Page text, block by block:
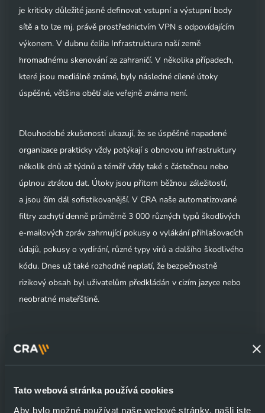
Tato webová stránka používá cookies
Aby bylo možné používat naše webové stránky, našli jste
je kriticky důležité jasně definovat vstupní a výstupní body
sítě a to lze mj. právě prostřednictvím VPN s odpovídajícím
výkonem. V dubnu čelila Infrastruktura naší země
hromadnému skenování ze zahraničí. V několika případech,
které jsou mediálně známé, byly následné cílené útoky
úspěšné, většina obětí ale veřejně známa není.
Dlouhodobé zkušenosti ukazují, že se úspěšně napadené
organizace prakticky vždy potýkají s obnovou infrastruktury
několik dnů až týdnů a téměř vždy také s částečnou nebo
úplnou ztrátou dat. Útoky jsou přitom běžnou záležitostí,
a jsou čím dál sofistikovanější. V CRA naše automatizované
filtry zachytí denně průměrně 3 000 různých typů škodlivých
e‑mailových zpráv zahrnující pokusy o vylákání přihlašovacích
údajů, pokusy o vydírání, různé typy virů a dalšího škodlivého
kódu. Dnes už také rozhodně neplatí, že bezpečnostně
rizikový obsah byl uživatelům předkládán v cizím jazyce nebo
neobratné mateřštině.
jedním z problémů. Další skupinou jsou útoky mající za cíl
útokům lze zajisti prostřednictvímwebových aplikačních
firewallů a systémů pro eliminaci DDoS útoků